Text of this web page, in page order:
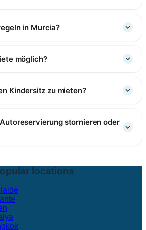
in Murcia?
möglich?
Kindersitz zu mieten?
stornieren oder
locations